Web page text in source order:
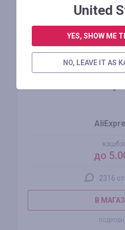
Похожие
до
2316
В
United
YES, SHOW ME
NO, LEAVE IT AS